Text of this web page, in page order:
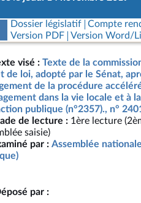
Dossier législatif Compte
Version PDF
Version Word/
visé : Texte de la
de loi, adopté par le Sénat,
de la procédure
dans la vie locale et à
publique (n°2357)., n°
de lecture : 1ère lecture
saisie)
par : Assemblée
par :